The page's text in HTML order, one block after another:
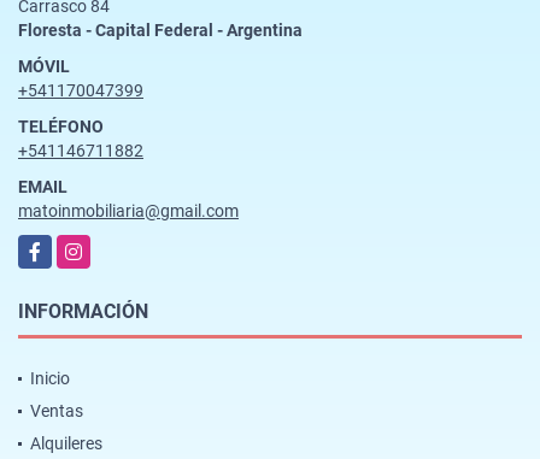
Carrasco 84
Floresta - Capital Federal - Argentina
MÓVIL
+541170047399
TELÉFONO
+541146711882
EMAIL
matoinmobiliaria@gmail.com
FacebookInstagram
INFORMACIÓN
Inicio
Ventas
Alquileres